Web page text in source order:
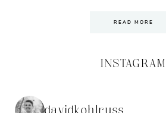
READ MORE
INSTAGRAM
davidkohlruss